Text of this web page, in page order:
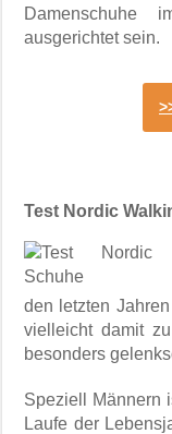
Damenschuhe
ausgerichtet sein.
Test Nordic
den letzten
vielleicht damit
besonders
Speziell Männern
Laufe der